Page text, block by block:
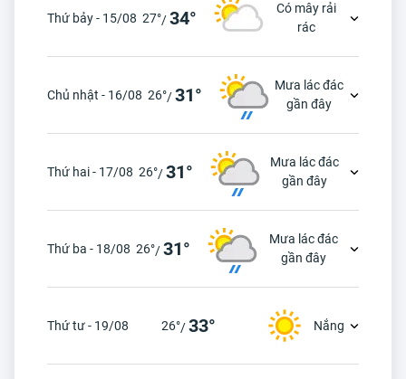
Thứ bảy - 15/08 27°/34°
Có mây rải
rác
Chủ nhật - 16/08 26°/31°
Mưa lác đác
gần đây
Thứ hai - 17/08 26°/31°
Mưa lác đác
gần đây
Thứ ba - 18/08 26°/31°
Mưa lác đác
gần đây
Thứ tư - 19/08 26°/33° Nắng